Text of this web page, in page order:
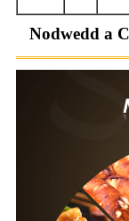
Nodwedd a